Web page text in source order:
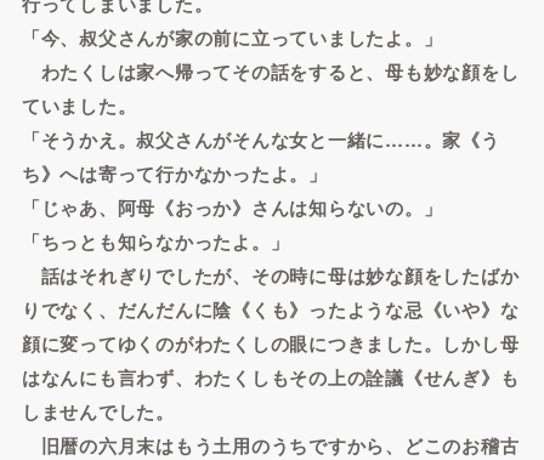
「今、叔父さんが家の前に立っていましたよ。」
わたくしは家へ帰ってその話をすると、母も妙な顔をし
ていました。
「そうかえ。叔父さんがそんな女と一緒に……。家《う
ち》へは寄って行かなかったよ。」
「じゃあ、阿母《おっか》さんは知らないの。」
「ちっとも知らなかったよ。」
話はそれぎりでしたが、その時に母は妙な顔をしたばか
りでなく、だんだんに陰《くも》ったような忌《いや》な
顔に変ってゆくのがわたくしの眼につきました。しかし母
はなんにも言わず、わたくしもその上の詮議《せんぎ》も
しませんでした。
旧暦の六月末はもう土用のうちですから、どこのお稽古